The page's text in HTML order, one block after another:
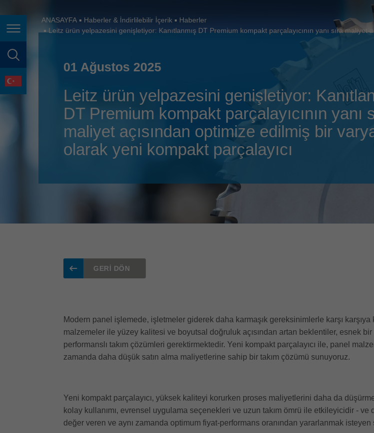
Page navigation
page search
language
France
Italia
Japan (日本) 日本語
Lietuva english
Magyarország
Malaysia english
México
ANASAYFA Haberler & İndirlilebilir İçerik
Haberler
Leitz ürün yelpazesini genişletiyor: Kanıtlanmış DT Premium kompakt parçalayıcının yanı sıra
01 Ağustos 2025
Leitz ürün yelpazesini genişletiyor:
DT Premium kompakt parçalayıcının yanı
maliyet açısından optimize edilmiş bir
olarak yeni kompakt parçalayıcı
GERI DÖN
Modern panel işlemede, işletmeler giderek daha karmaşık gereksinimlerle karşı karşıya
malzemeler ile yüzey kalitesi ve boyutsal doğruluk açısından artan beklentiler, esnek
performanslı takım çözümleri gerektirmektedir. Yeni kompakt parçalayıcı ile, panel
zamanda daha düşük satın alma maliyetlerine sahip bir takım çözümü sunuyoruz.
Yeni kompakt parçalayıcı, yüksek kaliteyi korurken proses maliyetlerini daha da
kolay kullanımı, evrensel uygulama seçenekleri ve uzun takım ömrü ile etkileyicidir -
değer veren ve aynı zamanda optimum fiyat-performans oranından yararlanmak